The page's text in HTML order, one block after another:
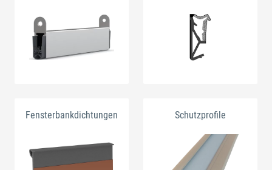
Fensterbankdichtungen Schutzprofile